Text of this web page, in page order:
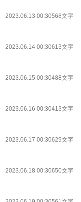
2023.06.13 00:30568文字
2023.06.14 00:30613文字
2023.06.15 00:30488文字
2023.06.16 00:30413文字
2023.06.17 00:30629文字
2023.06.18 00:30650文字